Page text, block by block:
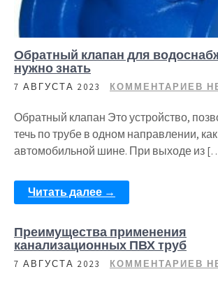
Обратный клапан для
нужно знать
7 АВГУСТА 2023 КОММЕНТАРИЕВ
Обратный клапан Это устройство,
течь по трубе в одном направлении,
автомобильной шине. При выходе из
Читать далее →
Преимущества применения
канализационных ПВХ труб
7 АВГУСТА 2023 КОММЕНТАРИЕВ